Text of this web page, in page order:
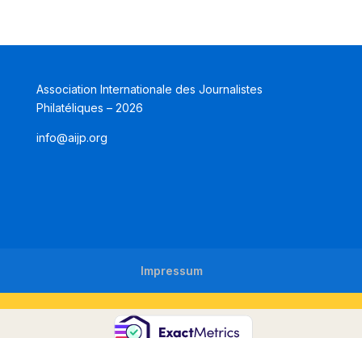
Association Internationale des Journalistes
Philatéliques – 2026
info@aijp.org
Impressum